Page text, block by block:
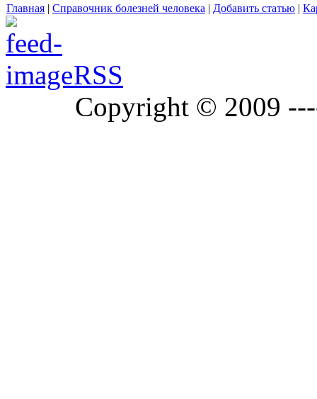
Главная | Справочник болезней человека | Добавить статью |
RSS
Copyright © 2009